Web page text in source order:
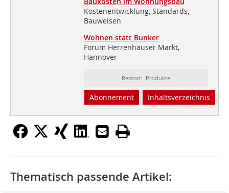
Kostenentwicklung, Standards,
Bauweisen
Wohnen statt Bunker
Forum Herrenhäuser Markt,
Hannover
Ressort: Produkte
Abonnement Inhaltsverzeichnis
Thematisch passende Artikel: